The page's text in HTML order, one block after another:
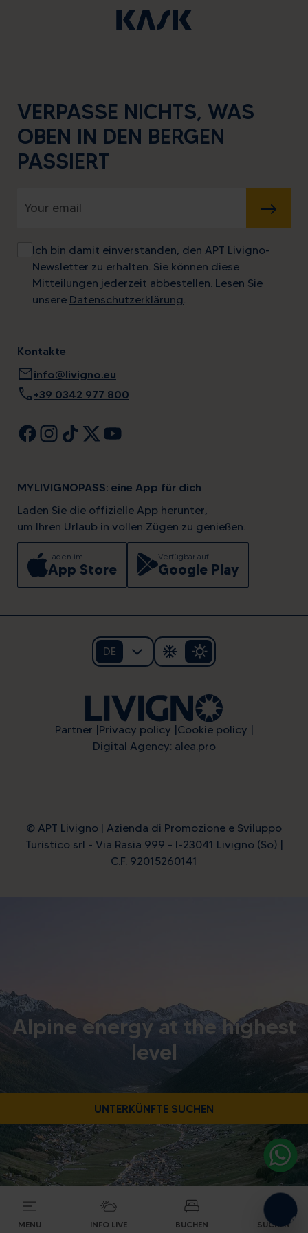
VERPASSE NICHTS, WAS
OBEN IN DEN BERGEN
PASSIERT
SENDEN
Ich bin damit einverstanden, den APT Livigno-
Newsletter zu erhalten. Sie können diese
Mitteilungen jederzeit abbestellen. Lesen Sie
unsere Datenschutzerklärung.
Kontakte
mailinfo@livigno.eu
call +39 0342 977 800
MYLIVIGNOPASS: eine App für dich
Laden Sie die offizielle App herunter,
um Ihren Urlaub in vollen Zügen zu genießen.
Laden im
App Store
Verfügbar auf
Google Play
DE
Partner Privacy policy Cookie policy
Digital Agency: alea.pro
© APT Livigno | Azienda di Promozione e Sviluppo
Turistico srl - Via Rasia 999 - I-23041 Livigno (So) |
C.F. 92015260141
Alpine energy at the highest
level
UNTERKÜNFTE SUCHEN
MENU INFO LIVE BUCHEN SUCHEN